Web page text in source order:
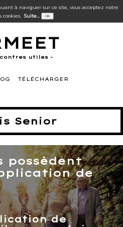
à naviguer sur ce site, vous acceptez notre
cookies. Suite... OK
utiles -
TÉLÉCHARGER
Senior
possèdent
de
de